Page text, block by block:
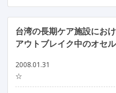
台湾の長期ケア施設にお
アウトブレイク中のオセ
2008.01.31
☆